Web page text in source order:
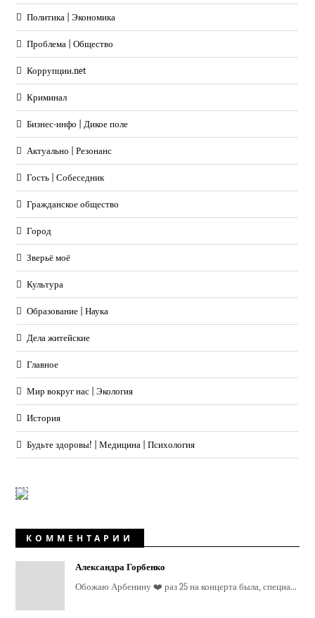
Политика | Экономика
Проблема | Общество
Коррупции.net
Криминал
Бизнес-инфо | Дикое поле
Актуально | Резонанс
Гость | Собеседник
Гражданское общество
Город
Зверьё моё
Культура
Образование | Наука
Дела житейские
Главное
Мир вокруг нас | Экология
История
Будьте здоровы! | Медицина | Психология
КОММЕНТАРИИ
Александра Горбенко
Обожаю Арбенину ❤️ раз 25 на концерта была, специа...